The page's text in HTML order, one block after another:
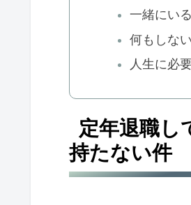
一緒にい
何もしな
人生に必
定年退職し
持たない件